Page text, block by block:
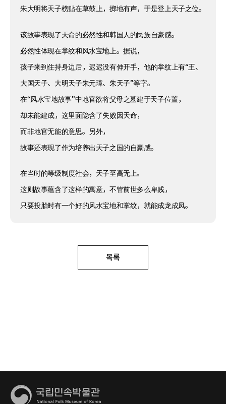
朱大明将天子榜贴在草鼓上，掷地有声，于是登上天子之位。
该故事表现了天命的必然性和韩国人的民族自豪感。
必然性体现在掌纹和风水宝地上。据说，
孩子来到住持身边后，迟迟没有伸开手，他的掌纹上有“王、
大国天子、大明天子朱元璋、朱天子”等字。
在“风水宝地故事”中地官欲将父母之墓建于天子位置，
却未能建成，这里面隐含了失败因天命，
而非地官无能的意思。另外，
故事还表现了作为培养出天子之国的自豪感。
在当时的等级制度社会，天子至高无上。
这则故事蕴含了这样的寓意，不管前世多么卑贱，
只要投胎时有一个好的风水宝地和掌纹，就能成龙成凤。
목록